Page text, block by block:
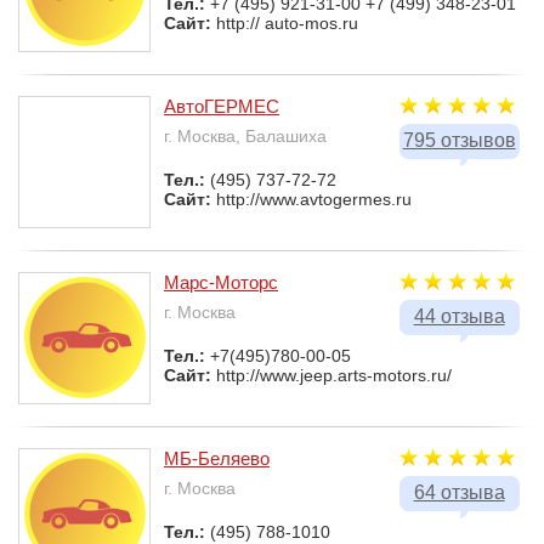
Сайт: http:// auto-mos.ru
795 отзывов
АвтоГЕРМЕС
г. Москва, Балашиха
Тел.: (495) 737-72-72
Сайт: http://www.avtogermes.ru
44 отзыва
Марс-Моторс
г. Москва
Тел.: +7(495)780-00-05
Сайт: http://www.jeep.arts-motors.ru/
64 отзыва
МБ-Беляево
г. Москва
Тел.: (495) 788-1010